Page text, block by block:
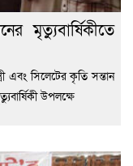
মৃত্যুবার্ষিকীতে
এবং সিলেটের কৃতি সন্তান
উপলক্ষে